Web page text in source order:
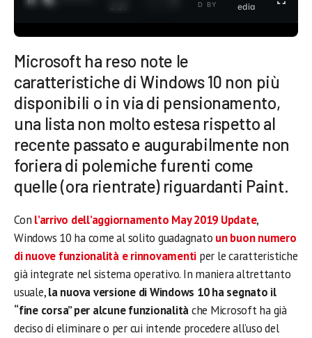
3:37
D BY
edia
Microsoft ha reso note le
caratteristiche di Windows 10 non più
disponibili o in via di pensionamento,
una lista non molto estesa rispetto al
recente passato e augurabilmente non
foriera di polemiche furenti come
quelle (ora rientrate) riguardanti Paint.
Con l’arrivo dell’aggiornamento May 2019 Update,
Windows 10 ha come al solito guadagnato un buon numero
di nuove funzionalità e rinnovamenti per le caratteristiche
già integrate nel sistema operativo. In maniera altrettanto
usuale,la nuova versione di Windows 10 ha segnato il
“fine corsa” per alcune funzionalitàche Microsoft ha già
deciso di eliminare o per cui intende procedere all’uso del